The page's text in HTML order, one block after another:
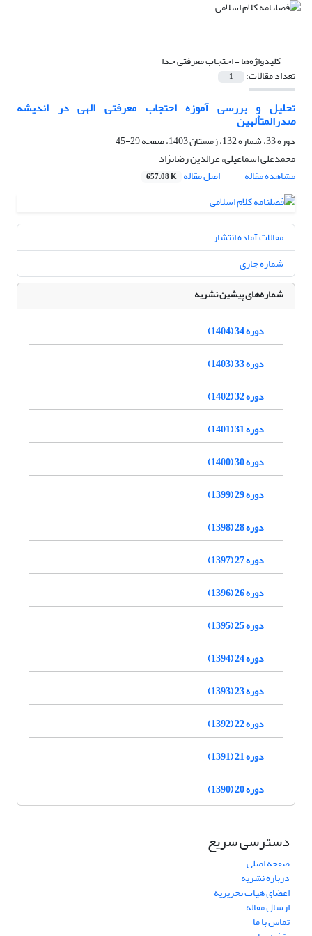
کلیدواژه‌ها =احتجاب معرفتی خدا
تعداد مقالات: 1
تحلیل و بررسی آموزه احتجاب معرفتی الهی در اندیشه
صدرالمتألهین
دوره 33، شماره 132، زمستان 1403، صفحه
29-45
محمدعلی اسماعیلی، عزالدین رضانژاد
مشاهده مقاله
اصل مقاله 657.08 K
مقالات آماده انتشار
شماره جاری
شماره‌های پیشین نشریه
دوره 34 (1404)
دوره 33 (1403)
دوره 32 (1402)
دوره 31 (1401)
دوره 30 (1400)
دوره 29 (1399)
دوره 28 (1398)
دوره 27 (1397)
دوره 26 (1396)
دوره 25 (1395)
دوره 24 (1394)
دوره 23 (1393)
دوره 22 (1392)
دوره 21 (1391)
دوره 20 (1390)
دسترسی سریع
صفحه اصلی
درباره نشریه
اعضای هیات تحریریه
ارسال مقاله
تماس با ما